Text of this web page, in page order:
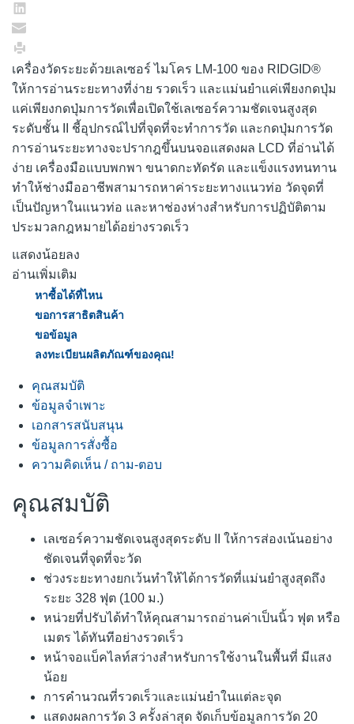
เครื่องวัดระยะด้วยเลเซอร์ ไมโคร LM-100 ของ RIDGID®
ให้การอ่านระยะทางที่ง่าย รวดเร็ว และแม่นยำแค่เพียงกดปุ่ม
แค่เพียงกดปุ่มการวัดเพื่อเปิดใช้เลเซอร์ความชัดเจนสูงสุด
ระดับชั้น II ชี้อุปกรณ์ไปที่จุดที่จะทำการวัด และกดปุ่มการวัด
การอ่านระยะทางจะปรากฎขึ้นบนจอแสดงผล LCD ที่อ่านได้
ง่าย เครื่องมือแบบพกพา ขนาดกะทัดรัด และแข็งแรงทนทาน
ทำให้ช่างมืออาชีพสามารถหาค่าระยะทางแนวท่อ วัดจุดที่
เป็นปัญหาในแนวท่อ และหาช่องห่างสำหรับการปฏิบัติตาม
ประมวลกฎหมายได้อย่างรวดเร็ว
แสดงน้อยลง
อ่านเพิ่มเติม
หาซื้อได้ที่ไหน
ขอการสาธิตสินค้า
ขอข้อมูล
ลงทะเบียนผลิตภัณฑ์ของคุณ!
คุณสมบัติ
ข้อมูลจำเพาะ
เอกสารสนับสนุน
ข้อมูลการสั่งซื้อ
ความคิดเห็น / ถาม-ตอบ
คุณสมบัติ
เลเซอร์ความชัดเจนสูงสุดระดับ II ให้การส่องเน้นอย่าง
ชัดเจนที่จุดที่จะวัด
ช่วงระยะทางยกเว้นทำให้ได้การวัดที่แม่นยำสูงสุดถึง
ระยะ 328 ฟุต (100 ม.)
หน่วยที่ปรับได้ทำให้คุณสามารถอ่านค่าเป็นนิ้ว ฟุต หรือ
เมตร ได้ทันทีอย่างรวดเร็ว
หน้าจอแบ็คไลท์สว่างสำหรับการใช้งานในพื้นที่ มีแสง
น้อย
การคำนวณที่รวดเร็วและแม่นยำในแต่ละจุด
แสดงผลการวัด 3 ครั้งล่าสุด จัดเก็บข้อมูลการวัด 20